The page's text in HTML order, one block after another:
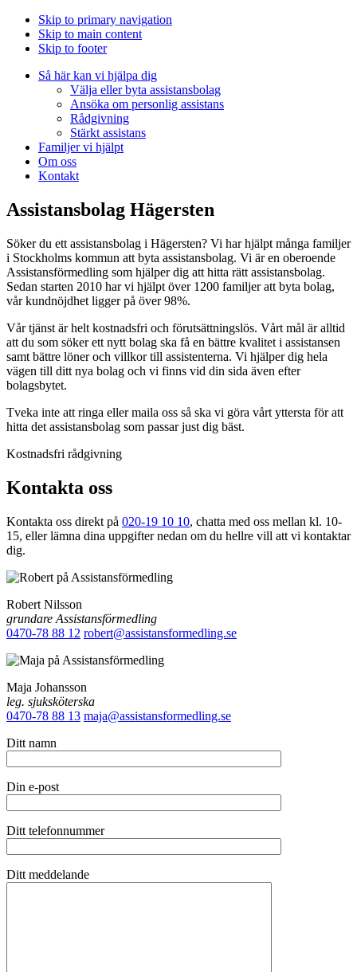
Skip to primary navigation
Skip to main content
Skip to footer
Så här kan vi hjälpa dig
Välja eller byta assistansbolag
Ansöka om personlig assistans
Rådgivning
Stärkt assistans
Familjer vi hjälpt
Om oss
Kontakt
Assistansbolag Hägersten
Söker du ett assistansbolag i Hägersten? Vi har hjälpt många familjer
i Stockholms kommun att byta assistansbolag. Vi är en oberoende
Assistansförmedling som hjälper dig att hitta rätt assistansbolag.
Sedan starten 2010 har vi hjälpt över 1200 familjer att byta bolag,
vår kundnöjdhet ligger på över 98%.
Vår tjänst är helt kostnadsfri och förutsättningslös. Vårt mål är alltid
att du som söker ett nytt bolag ska få en bättre kvalitet i assistansen
samt bättre löner och villkor till assistenterna. Vi hjälper dig hela
vägen till ditt nya bolag och vi finns vid din sida även efter
bolagsbytet.
Tveka inte att ringa eller maila oss så ska vi göra vårt yttersta för att
hitta det assistansbolag som passar just dig bäst.
Kostnadsfri rådgivning
Kontakta oss
Kontakta oss direkt på 020-19 10 10, chatta med oss mellan kl. 10-
15, eller lämna dina uppgifter nedan om du hellre vill att vi kontaktar
dig.
Robert Nilsson
grundare Assistansförmedling
0470-78 88 12 robert@assistansformedling.se
Maja Johansson
leg. sjuksköterska
0470-78 88 13 maja@assistansformedling.se
Ditt namn
Din e-post
Ditt telefonnummer
Ditt meddelande